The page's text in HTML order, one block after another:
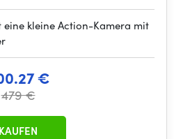
eine kleine Action-Kamera mit
€
479 €
KAUFEN